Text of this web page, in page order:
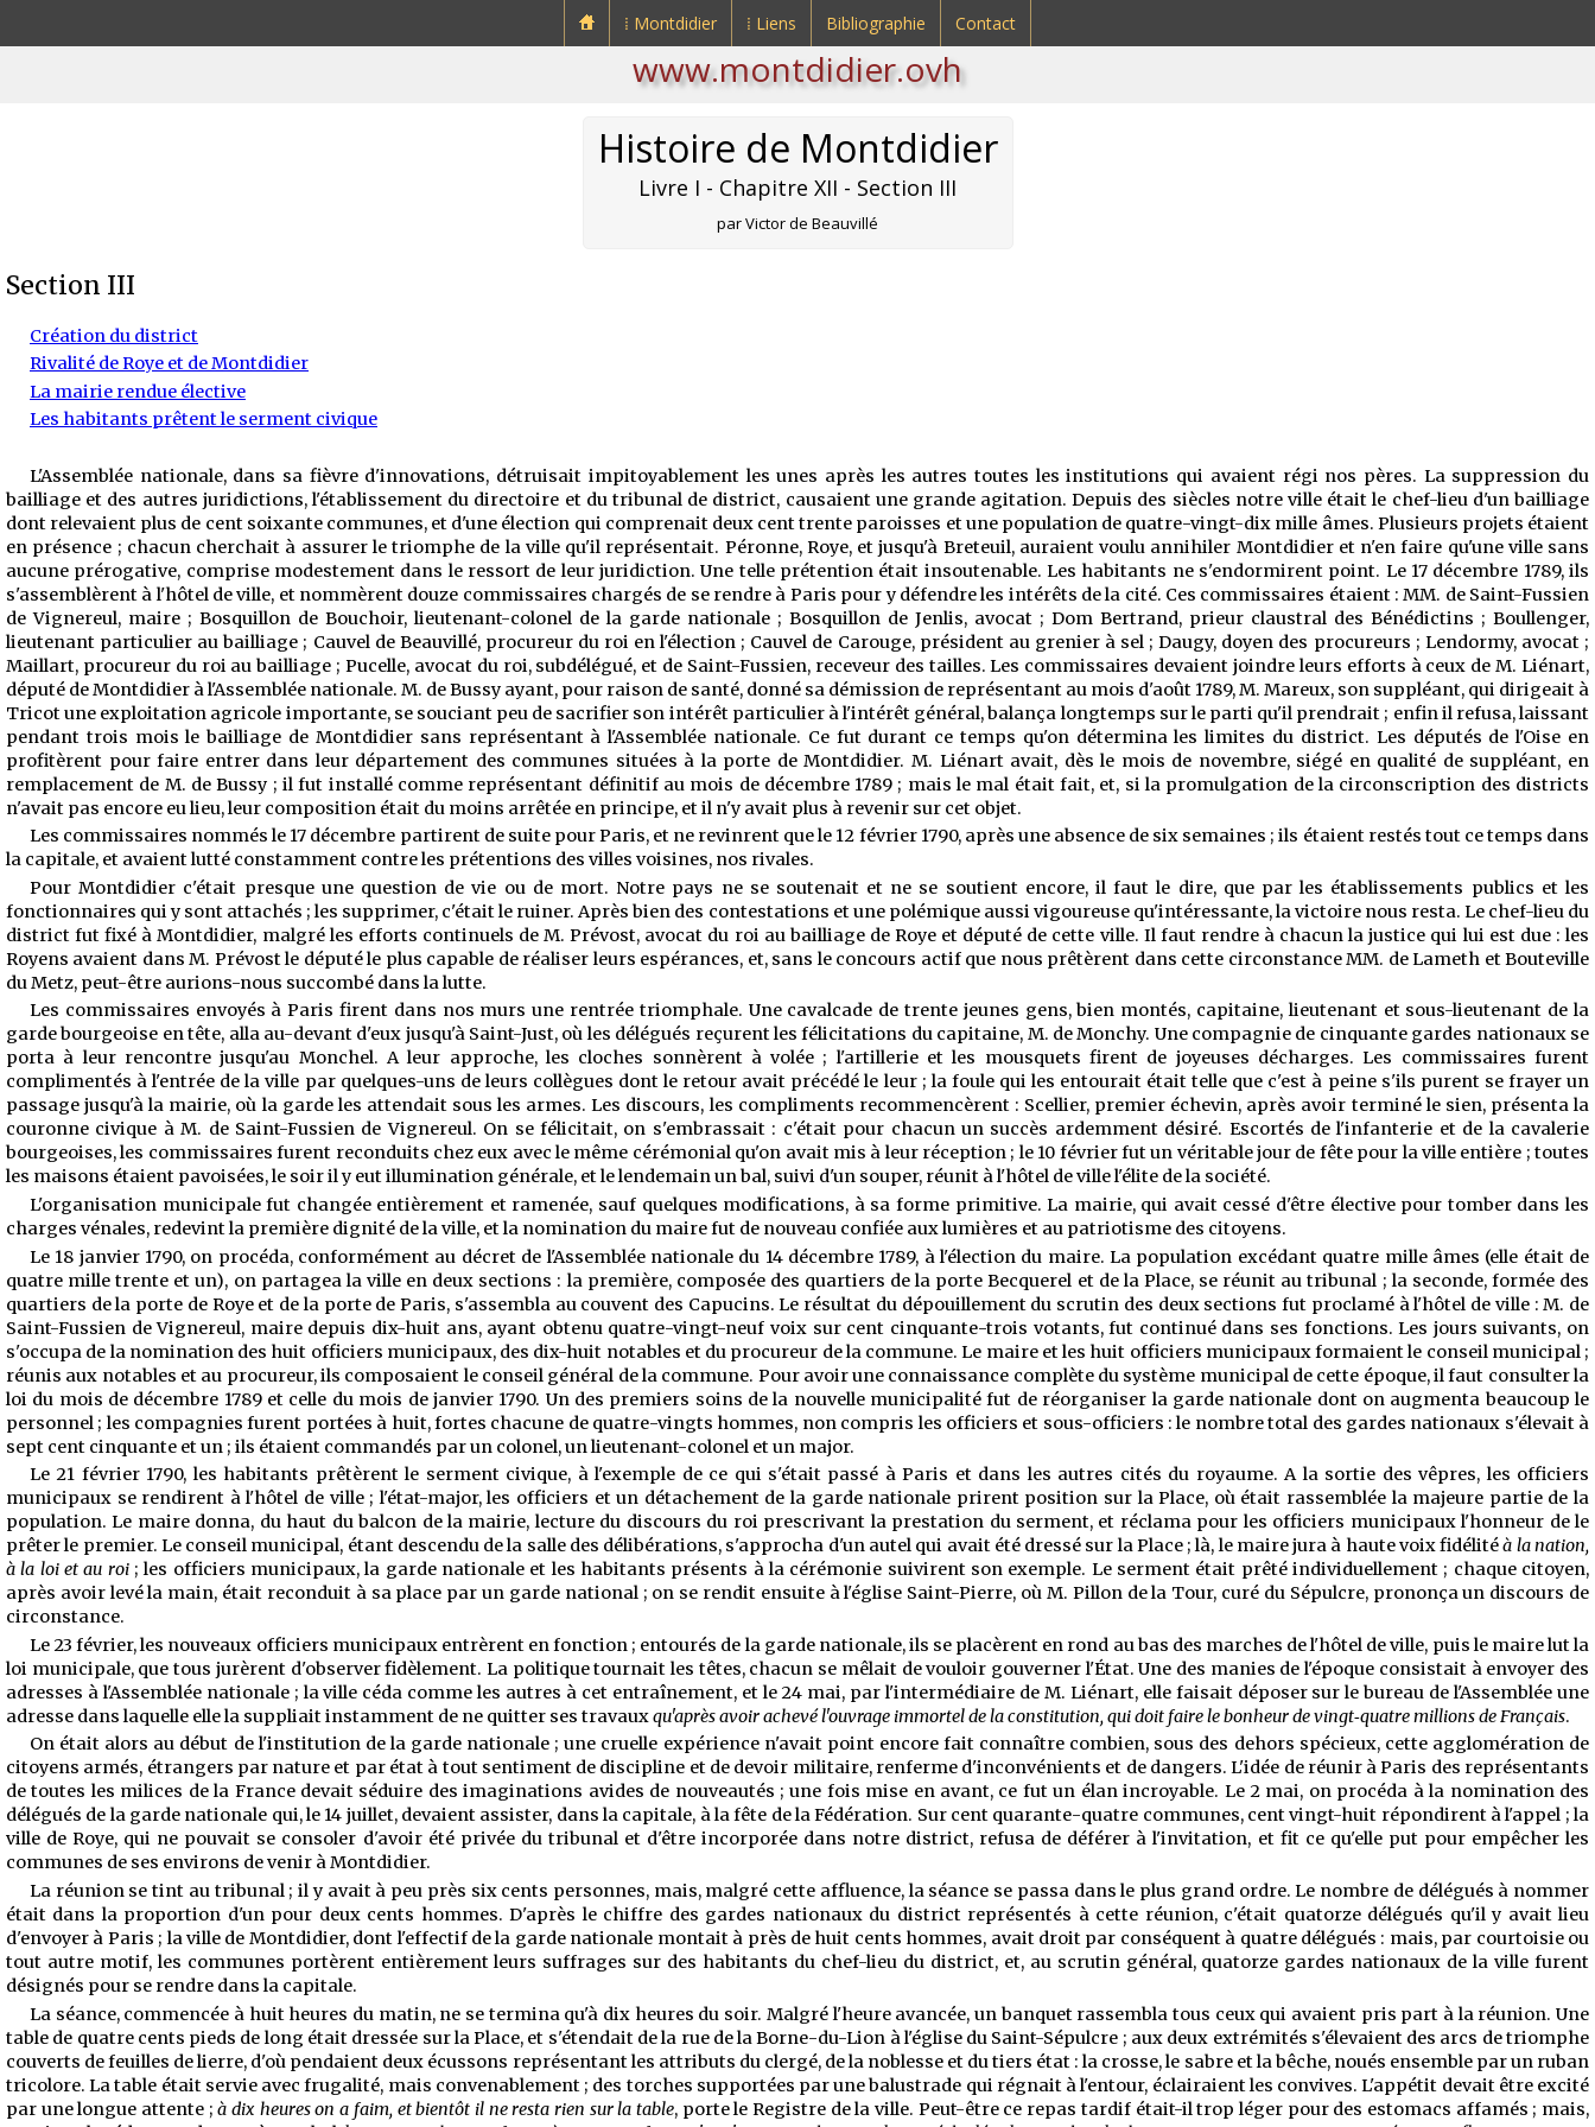
⁞ Montdidier ⁞ Liens Bibliographie Contact
www.montdidier.ovh
Histoire de Montdidier
Livre I - Chapitre XII - Section III
par Victor de Beauvillé
Section III
Création du district
Rivalité de Roye et de Montdidier
La mairie rendue élective
Les habitants prêtent le serment civique
L'Assemblée nationale, dans sa fièvre d'innovations, détruisait impitoyablement les unes après les autres toutes les institutions qui avaient régi nos pères. La suppression du
bailliage et des autres juridictions, l'établissement du directoire et du tribunal de district, causaient une grande agitation. Depuis des siècles notre ville était le chef-lieu d'un bailliage
dont relevaient plus de cent soixante communes, et d'une élection qui comprenait deux cent trente paroisses et une population de quatre-vingt-dix mille âmes. Plusieurs projets étaient
en présence ; chacun cherchait à assurer le triomphe de la ville qu'il représentait. Péronne, Roye, et jusqu'à Breteuil, auraient voulu annihiler Montdidier et n'en faire qu'une ville sans
aucune prérogative, comprise modestement dans le ressort de leur juridiction. Une telle prétention était insoutenable. Les habitants ne s'endormirent point. Le 17 décembre 1789, ils
s'assemblèrent à l'hôtel de ville, et nommèrent douze commissaires chargés de se rendre à Paris pour y défendre les intérêts de la cité. Ces commissaires étaient : MM. de Saint-Fussien
de Vignereul, maire ; Bosquillon de Bouchoir, lieutenant-colonel de la garde nationale ; Bosquillon de Jenlis, avocat ; Dom Bertrand, prieur claustral des Bénédictins ; Boullenger,
lieutenant particulier au bailliage ; Cauvel de Beauvillé, procureur du roi en l'élection ; Cauvel de Carouge, président au grenier à sel ; Daugy, doyen des procureurs ; Lendormy, avocat ;
Maillart, procureur du roi au bailliage ; Pucelle, avocat du roi, subdélégué, et de Saint-Fussien, receveur des tailles. Les commissaires devaient joindre leurs efforts à ceux de M. Liénart,
député de Montdidier à l'Assemblée nationale. M. de Bussy ayant, pour raison de santé, donné sa démission de représentant au mois d'août 1789, M. Mareux, son suppléant, qui dirigeait à
Tricot une exploitation agricole importante, se souciant peu de sacrifier son intérêt particulier à l'intérêt général, balança longtemps sur le parti qu'il prendrait ; enfin il refusa, laissant
pendant trois mois le bailliage de Montdidier sans représentant à l'Assemblée nationale. Ce fut durant ce temps qu'on détermina les limites du district. Les députés de l'Oise en
profitèrent pour faire entrer dans leur département des communes situées à la porte de Montdidier. M. Liénart avait, dès le mois de novembre, siégé en qualité de suppléant, en
remplacement de M. de Bussy ; il fut installé comme représentant définitif au mois de décembre 1789 ; mais le mal était fait, et, si la promulgation de la circonscription des districts
n'avait pas encore eulieu, leur composition était du moins arrêtée en principe, et il n'y avait plus à revenir sur cet objet.
Les commissaires nommés le 17 décembre partirent de suite pour Paris, et ne revinrent que le 12 février 1790, après une absence de six semaines ; ils étaient restés tout ce temps dans
la capitale, et avaient lutté constamment contre les prétentions des villes voisines, nos rivales.
Pour Montdidier c'était presque une question de vie ou de mort. Notre pays ne se soutenait et ne se soutient encore, il faut le dire, que par les établissements publics et les
fonctionnaires qui y sont attachés ; les supprimer, c'était le ruiner. Après bien des contestations et une polémique aussi vigoureuse qu'intéressante, la victoire nous resta. Le chef-lieu du
district fut fixé à Montdidier, malgré les efforts continuels de M. Prévost, avocat du roi au bailliage de Roye et député de cette ville. Il faut rendre à chacun la justice qui lui est due : les
Royens avaient dans M. Prévost le député le plus capable de réaliser leurs espérances, et, sans le concours actif que nous prêtèrent dans cette circonstance MM. de Lameth et Bouteville
du Metz, peut-être aurions-nous succombé dans la lutte.
Les commissaires envoyés à Paris firent dans nos murs une rentrée triomphale. Une cavalcade de trente jeunes gens, bien montés, capitaine, lieutenant et sous-lieutenant de la
garde bourgeoise en tête, alla au-devant d'eux jusqu'à Saint-Just, où les délégués reçurent les félicitations du capitaine, M. de Monchy. Une compagnie de cinquante gardes nationaux se
porta à leur rencontre jusqu'au Monchel. A leur approche, les cloches sonnèrent à volée ; l'artillerie et les mousquets firent de joyeuses décharges. Les commissaires furent
complimentés à l'entrée de la ville par quelques-uns de leurs collègues dont le retour avait précédé le leur ; la foule qui les entourait était telle que c'est à peine s'ils purent se frayer un
passage jusqu'à la mairie, où la garde les attendait sous les armes. Les discours, les compliments recommencèrent : Scellier, premier échevin, après avoir terminé le sien, présenta la
couronne civique à M. de Saint-Fussien de Vignereul. On se félicitait, on s'embrassait : c'était pour chacun un succès ardemment désiré. Escortés de l'infanterie et de la cavalerie
bourgeoises, les commissaires furent reconduits chez eux avec le même cérémonial qu'on avait mis à leur réception ; le 10 février fut un véritable jour de fête pour la ville entière ; toutes
les maisons étaient pavoisées, le soir il y eut illumination générale, et le lendemain un bal, suivi d'un souper, réunit à l'hôtel de ville l'élite de la société.
L'organisation municipale fut changée entièrement et ramenée, sauf quelques modifications, à sa forme primitive. La mairie, qui avait cessé d'être élective pour tomber dans les
charges vénales, redevint la première dignité de la ville, et la nomination du maire fut de nouveau confiée aux lumières et au patriotisme des citoyens.
Le 18 janvier 1790, on procéda, conformément au décret de l'Assemblée nationale du 14 décembre 1789, à l'élection du maire. La population excédant quatre mille âmes (elle était de
quatre mille trente et un), on partagea la ville en deux sections : la première, composée des quartiers de la porte Becquerel et de la Place, se réunit au tribunal ; la seconde, formée des
quartiers de la porte de Roye et de la porte de Paris, s'assembla au couvent des Capucins. Le résultat du dépouillement du scrutin des deux sections fut proclamé à l'hôtel de ville : M. de
Saint-Fussien de Vignereul, maire depuis dix-huit ans, ayant obtenu quatre-vingt-neuf voix sur cent cinquante-trois votants, fut continué dans ses fonctions. Les jours suivants, on
s'occupa de la nomination des huit officiers municipaux, des dix-huit notables et du procureur de la commune. Le maire et les huit officiers municipaux formaient le conseil municipal ;
réunis aux notables et au procureur, ils composaient le conseil général de la commune. Pour avoir une connaissance complète du système municipal de cette époque, il faut consulter la
loi du mois de décembre 1789 et celle du mois de janvier 1790. Un des premiers soins de la nouvelle municipalité fut de réorganiser la garde nationale dont on augmenta beaucoup le
personnel ; les compagnies furent portées à huit, fortes chacune de quatre-vingts hommes, non compris les officiers et sous-officiers : le nombre total des gardes nationaux s'élevait à
sept cent cinquante et un ; ils étaient commandés par un colonel, un lieutenant-colonel et un major.
Le 21 février 1790, les habitants prêtèrent le serment civique, à l'exemple de ce qui s'était passé à Paris et dans les autres cités du royaume. A la sortie des vêpres, les officiers
municipaux se rendirent à l'hôtel de ville ; l'état-major, les officiers et un détachement de la garde nationale prirent position sur la Place, où était rassemblée la majeure partie de la
population. Le maire donna, du haut du balcon de la mairie, lecture du discours du roi prescrivant la prestation du serment, et réclama pour les officiers municipauxl'honneur de le
prêter le premier. Le conseil municipal, étant descendu de la salle des délibérations, s'approcha d'un autel qui avait été dressé sur la Place ; là, le maire jura à haute voix fidélitéà la nation,
à la loi et au roi; les officiers municipaux, la garde nationale et les habitants présents à la cérémonie suivirent son exemple. Le serment était prêté individuellement ; chaque citoyen,
après avoir levé la main, était reconduit à sa place par un garde national ; on se rendit ensuite à l'église Saint-Pierre, où M. Pillon de la Tour, curé du Sépulcre, prononça un discours de
circonstance.
Le 23 février, les nouveaux officiers municipaux entrèrent en fonction ; entourés de la garde nationale, ils se placèrent en rond au bas des marches de l'hôtel de ville, puis le maire lut la
loi municipale, que tous jurèrent d'observer fidèlement. La politique tournait les têtes, chacun se mêlait de vouloir gouverner l'État. Une des manies de l'époque consistait à envoyer des
adresses à l'Assemblée nationale ; la ville céda comme les autres à cet entraînement, et le 24 mai, par l'intermédiaire de M. Liénart, elle faisait déposer sur le bureau de l'Assemblée une
adresse dans laquelle elle la suppliait instamment de ne quitter ses travauxqu'après avoir achevé l'ouvrage immortel de la constitution, qui doit faire le bonheur de vingt‑quatre millions de Français.
On était alors au début de l'institution de la garde nationale ; une cruelle expérience n'avait point encore fait connaître combien, sous des dehors spécieux, cette agglomération de
citoyens armés, étrangers par nature et par état à tout sentiment de discipline et de devoir militaire, renferme d'inconvénients et de dangers. L'idée de réunir à Paris des représentants
de toutes les milices de la France devait séduire des imaginations avides de nouveautés ; une fois mise en avant, ce fut un élan incroyable. Le 2 mai, on procéda à la nomination des
délégués de la garde nationale qui, le 14 juillet, devaient assister, dans la capitale, à la fête de la Fédération. Sur cent quarante-quatre communes, cent vingt-huit répondirent à l'appel ; la
ville de Roye, qui ne pouvait se consoler d'avoir été privée du tribunal et d'être incorporée dans notre district, refusa de déférer à l'invitation, et fit ce qu'elle put pour empêcher les
communes de ses environs de venir à Montdidier.
La réunion se tint au tribunal ; il y avait à peu près six cents personnes, mais, malgré cette affluence, la séance se passa dans le plus grand ordre. Le nombre de délégués à nommer
était dans la proportion d'un pour deux cents hommes. D'après le chiffre des gardes nationaux du district représentés à cette réunion, c'était quatorze délégués qu'il y avait lieu
d'envoyer à Paris ; la ville de Montdidier, dont l'effectif de la garde nationale montait à près de huit cents hommes, avait droit par conséquent à quatre délégués : mais, par courtoisie ou
tout autre motif, les communes portèrent entièrement leurs suffrages sur des habitants du chef-lieu du district, et, au scrutin général, quatorze gardes nationaux de la ville furent
désignés pour se rendre dans la capitale.
La séance, commencée à huit heures du matin, ne se termina qu'à dix heures du soir. Malgré l'heure avancée, un banquet rassembla tous ceux qui avaient pris part à la réunion. Une
table de quatre cents pieds de long était dressée sur la Place, et s'étendait de la rue de la Borne-du-Lion à l'église du Saint-Sépulcre ; aux deux extrémités s'élevaient des arcs de triomphe
couverts de feuilles de lierre, d'où pendaient deux écussons représentant les attributs du clergé, de la noblesse et du tiers état : la crosse, le sabre et la bêche, noués ensemble par un ruban
tricolore. La table était servie avec frugalité, mais convenablement ; des torches supportées par une balustrade qui régnait à l'entour, éclairaient les convives. L'appétit devait être excité
par une longue attente ;à dix heures on a faim, et bientôt il ne resta rien sur la table, porte le Registre de la ville. Peut-être ce repas tardif était-il trop léger pour des estomacs affamés ; mais,